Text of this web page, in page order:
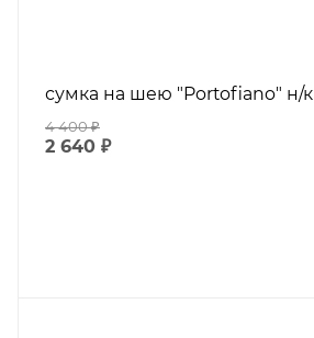
сумка на шею "Portofiano" н/к
4 400₽
2 640 ₽